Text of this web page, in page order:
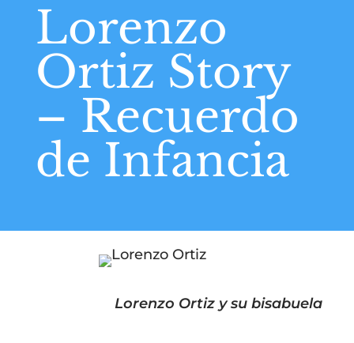
Lorenzo
Ortiz Story
– Recuerdo
de Infancia
Lorenzo Ortiz y su bisabuela